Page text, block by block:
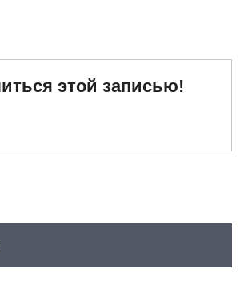
этой записью!